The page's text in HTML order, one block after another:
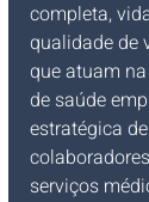
completa,
qualidade de
que atuam
de saúde
estratégica
serviços